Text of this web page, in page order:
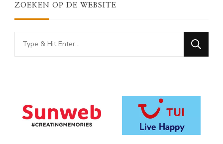
ZOEKEN OP DE WEBSITE
Looking
for